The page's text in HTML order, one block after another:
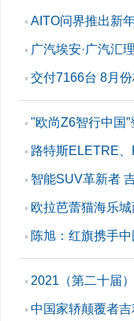
▪ AITO问界推出新
▪ 广汽埃安·广汽汇
▪ 交付7166台 8月
▪ "欧尚Z6智行中国
▪ 路特斯ELETRE
▪ 智能SUV革新者
▪ 欧拉芭蕾猫海乐
▪ 陈旭：红旗携手中
▪ 2021（第二十届
▪ 中国家轿颠覆者